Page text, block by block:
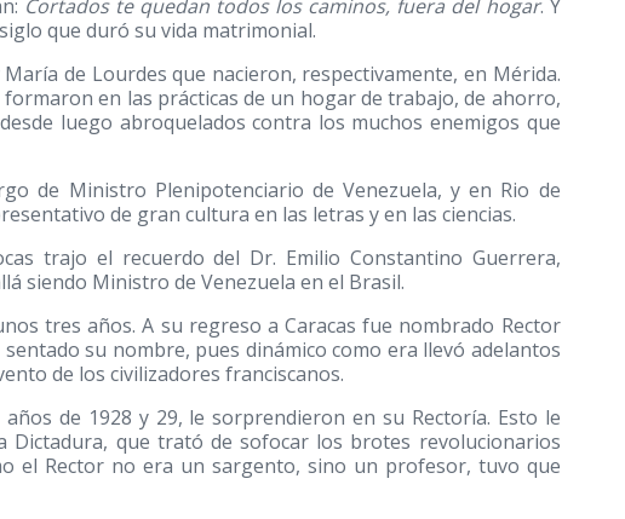
Cortados te quedan todos los caminos, fuera del hogar. Y
que duró su vida matrimonial.
de Lourdes que nacieron, respectivamente, en Mérida.
formaron en las prácticas de un hogar de trabajo, de ahorro,
luego abroquelados contra los muchos enemigos que
de Ministro Plenipotenciario de Venezuela, y en Rio de
de gran cultura en las letras y en las ciencias.
trajo el recuerdo del Dr. Emilio Constantino Guerrera,
siendo Ministro de Venezuela en el Brasil.
tres años. A su regreso a Caracas fue nombrado Rector
su nombre, pues dinámico como era llevó adelantos
de los civilizadores franciscanos.
de 1928 y 29, le sorprendieron en su Rectoría. Esto le
Dictadura, que trató de sofocar los brotes revolucionarios
el Rector no era un sargento, sino un profesor, tuvo que